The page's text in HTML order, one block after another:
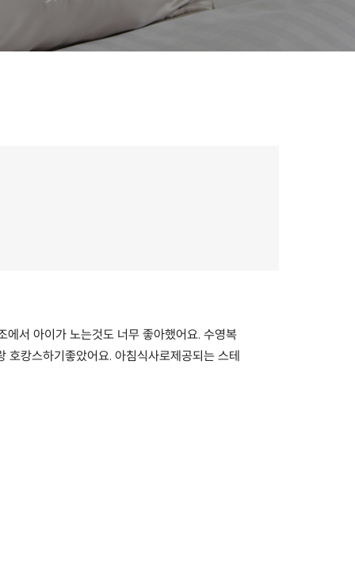
서 아이가 노는것도 너무 좋아했어요. 수영복
호캉스하기좋았어요. 아침식사로제공되는 스테